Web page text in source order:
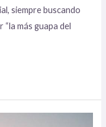
siempre buscando
más guapa del